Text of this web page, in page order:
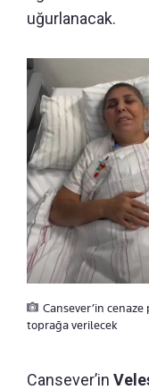
uğurlanacak.
Cansever’in
toprağa verilecek
Cansever’in